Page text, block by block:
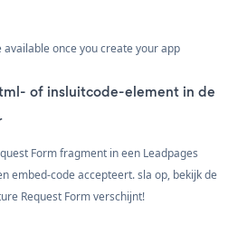
available once you create your app
of insluitcode-element in de
Form fragment in een Leadpages
embed-code accepteert. sla op, bekijk de
Request Form verschijnt!